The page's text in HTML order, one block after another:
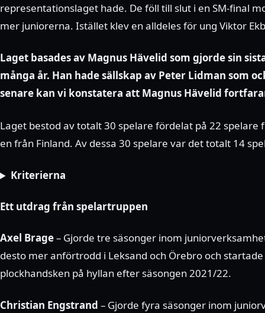
representationslaget hade. De föll till slut i en SM-final
mer juniorerna. Istället klev en alldeles för ung Viktor
Laget basades av Magnus Hävelid som gjorde sin
många år. Han hade sällskap av Peter Lidman som
senare kan vi konstatera att Magnus Hävelid
Laget bestod av totalt 30 spelare fördelat på 22
en från Finland. Av dessa 30 spelare var det totalt 14
Kriterierna
Ett utdrag från spelartruppen
Axel Brage– Gjorde tre säsonger inom
desto mer anförtrodd i Leksand och Örebro och
plockhandsken på hyllan efter säsongen 2021/22.
Christian Engstrand – Gjorde fyra säsonger inom